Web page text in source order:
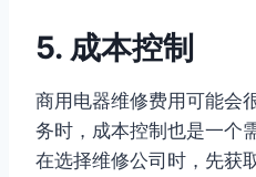
5. 成本控制
商用电器维修费用可能会
务时，成本控制也是一个
在选择维修公司时，先获